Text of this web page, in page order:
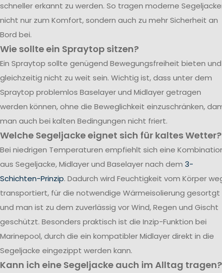
schneller erkannt zu werden. So tragen moderne
nicht nur zum Komfort, sondern auch zu mehr Sicherheit an
Bord bei.
Wie sollte ein Spraytop sitzen?
Ein Spraytop sollte genügend Bewegungsfreiheit bieten und
gleichzeitig nicht zu weit sein. Wichtig ist, dass unter dem
Spraytop problemlos Baselayer und Midlayer getragen
werden können, ohne die Beweglichkeit einzuschränken,
man auch bei kalten Bedingungen nicht friert.
Welche Segeljacke eignet sich für kaltes Wetter?
Bei niedrigen Temperaturen empfiehlt sich eine
aus Segeljacke, Midlayer und Baselayer nach dem 3-
Schichten-Prinzip. Dadurch wird Feuchtigkeit vom Körper
transportiert, für die notwendige Wärmeisolierung gesortgt
und man ist zu dem zuverlässig vor Wind, Regen und Gischt
geschützt. Besonders praktisch ist die Inzip-Funktion bei
Marinepool, durch die ein kompatibler Midlayer direkt in die
Segeljacke eingezippt werden kann.
Kann ich eine Segeljacke auch im Alltag tragen?